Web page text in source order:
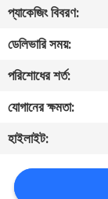
মান
নিয়ন্ত্রণ
করুন
খবর
প্যাকেজিং বিবরণ:
ডেলিভারি সময়:
পরিশোধের শর্ত:
যোগানের ক্ষমতা:
হাইলাইট: